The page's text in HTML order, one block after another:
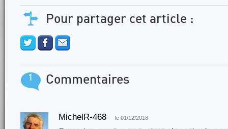
Pour partager cet article :
1 Commentaires
MichelR-468 le 01/12/2018